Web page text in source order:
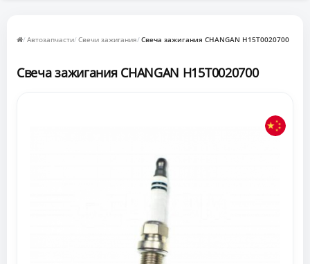
Автозапчасти Свечи зажигания Свеча зажигания CHANGAN H15T0020700
Свеча зажигания CHANGAN H15T0020700